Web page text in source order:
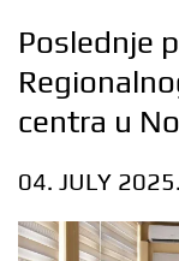
Poslednje
centra u
04. JULY 2025.